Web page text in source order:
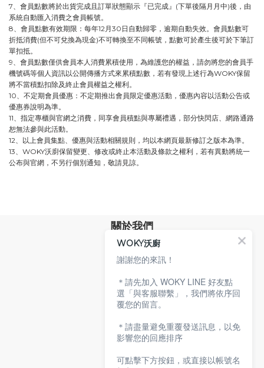
7、 會員點數將於出貨完成且訂單狀態顯示『已完成』(下單後隔月月中)後，由
系統自動匯入消費之會員帳號。
8、會員點數有效期限：每年12月30日自動歸零，逾期自動失效。會員點數可
折抵消費(但不可兌換為現金)不可轉換至不同帳號，點數可於產生後可於下筆訂
單扣抵。
9、會員點數僅供會員本人消費累積使用，為維護您的權益，請勿將您的會員手
機號碼等個人資訊以公開傳播方式來累積點數，若有發現上述行為WOKY保留
將不當積點扣除及終止會員權益之權利。
10、 不定期會員優惠：不定期推出會員限定優惠活動，優惠內容以活動公告或
優惠券說明為準。
11、指定專櫃與官網之消費，同享會員積點與專屬禮遇，部分快閃店、網路通路
恕無法參與此活動。
12、以上會員集點、優惠與活動相關規則，均以本網頁最新修訂之版本為準。
13、 WOKY沃廚保留變更、修改或終止本活動及條款之權利，若有異動將統一
公布與官網，不另行個別通知，敬請見諒。
關於我們
品牌故事
專業技術
環保沃廚
顧客服務
服務條款
隱私權政策
聯絡沃廚
WOKY沃廚
謝謝您的來訊！
＊請先加入 WOKY LINE 好友點
選「與客服聯繫」，我們將依序回
覆您的留言。
＊請盡量避免重覆發送訊息，以免
影響您的回應排序
可點擊下方按鈕，或直接以帳號名